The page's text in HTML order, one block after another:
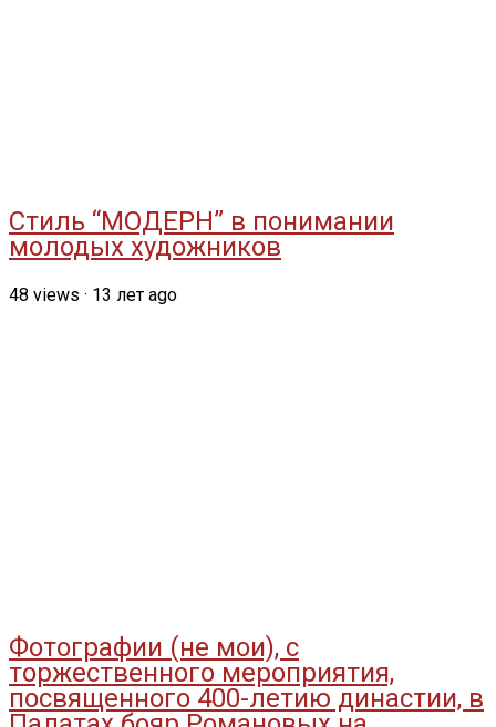
Стиль “МОДЕРН” в понимании
молодых художников
48 views · 13 лет ago
Фотографии (не мои), с
торжественного мероприятия,
посвященного 400-летию династии, в